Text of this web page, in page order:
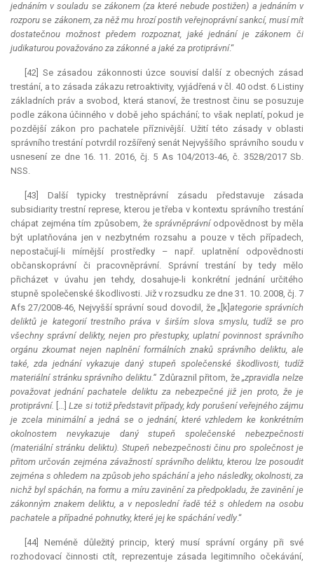
jednáním v souladu se zákonem (za které nebude postižen) a jednáním v
rozporu se zákonem, za něž mu hrozí postih veřejnoprávní sankcí, musí mít
dostatečnou možnost předem rozpoznat, jaké jednání je zákonem či
judikaturou považováno za zákonné a jaké za protiprávní.“
[42] Se zásadou zákonnosti úzce souvisí další z obecných zásad
trestání, a to zásada zákazu retroaktivity, vyjádřená v čl. 40 odst. 6 Listiny
základních práv a svobod, která stanoví, že trestnost činu se posuzuje
podle zákona účinného v době jeho spáchání; to však neplatí, pokud je
pozdější zákon pro pachatele příznivější. Užití této zásady v oblasti
správního trestání potvrdil rozšířený senát Nejvyššího správního soudu v
usnesení ze dne 16. 11. 2016, čj. 5 As 104/2013-46, č. 3528/2017 Sb.
NSS.
[43] Další typicky trestněprávní zásadu představuje zásada
subsidiarity trestní represe, kterou je třeba v kontextu správního trestání
chápat zejména tím způsobem, že správněprávníodpovědnost by měla
být uplatňována jen v nezbytném rozsahu a pouze v těch případech,
nepostačují-li mírnější prostředky – např. uplatnění odpovědnosti
občanskoprávní či pracovněprávní. Správní trestání by tedy mělo
přicházet v úvahu jen tehdy, dosahuje-li konkrétní jednání určitého
stupně společenské škodlivosti. Již v rozsudku ze dne 31. 10. 2008, čj. 7
Afs 27/2008-46, Nejvyšší správní soud dovodil, že „[k]ategorie správních
deliktů je kategorií trestního práva v širším slova smyslu, tudíž se pro
všechny správní delikty, nejen pro přestupky, uplatní povinnost správního
orgánu zkoumat nejen naplnění formálních znaků správního deliktu, ale
také, zda jednání vykazuje daný stupeň společenské škodlivosti, tudíž
materiální stránku správního deliktu.“ Zdůraznil přitom, že„zpravidla nelze
považovat jednání pachatele deliktu za nebezpečné již jen proto, že je
protiprávní. […] Lze si totiž představit případy, kdy porušení veřejného zájmu
je zcela minimální a jedná se o jednání, které vzhledem ke konkrétním
okolnostem nevykazuje daný stupeň společenské nebezpečnosti
(materiální stránku deliktu). Stupeň nebezpečnosti činu pro společnost je
přitom určován zejména závažností správního deliktu, kterou lze posoudit
zejména s ohledem na způsob jeho spáchání a jeho následky, okolnosti, za
nichž byl spáchán, na formu a míru zavinění za předpokladu, že zavinění je
zákonným znakem deliktu, a v neposlední řadě též s ohledem na osobu
pachatele a případné pohnutky, které jej ke spáchání vedly.“
[44] Neméně důležitý princip, který musí správní orgány při své
rozhodovací činnosti ctít, reprezentuje zásada legitimního očekávání,